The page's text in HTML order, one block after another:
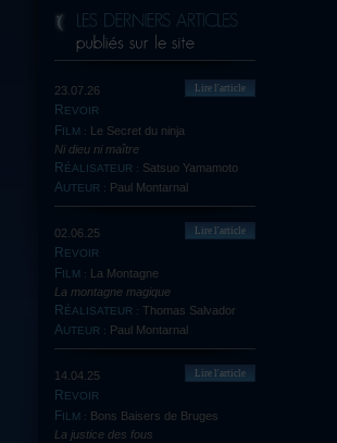
23.07.26
REVOIR
FILM : Le Secret du ninja
Ni dieu ni maître
RÉALISATEUR : Satsuo Yamamoto
AUTEUR : Paul Montarnal
Lire l'article
02.06.25
REVOIR
FILM : La Montagne
La montagne magique
RÉALISATEUR : Thomas Salvador
AUTEUR : Paul Montarnal
Lire l'article
14.04.25
REVOIR
FILM : Bons Baisers de Bruges
La justice des fous
Lire l'article